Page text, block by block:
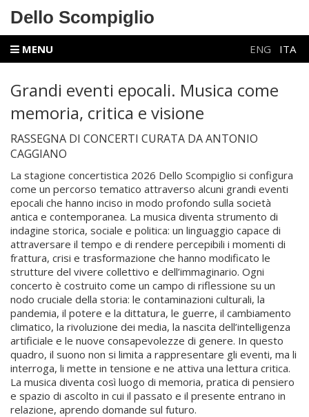
Dello Scompiglio
MENU ENG ITA
Grandi eventi epocali. Musica come
memoria, critica e visione
RASSEGNA DI CONCERTI CURATA DA ANTONIO
CAGGIANO
La stagione concertistica 2026 Dello Scompiglio si configura
come un percorso tematico attraverso alcuni grandi eventi
epocali che hanno inciso in modo profondo sulla società
antica e contemporanea. La musica diventa strumento di
indagine storica, sociale e politica: un linguaggio capace di
attraversare il tempo e di rendere percepibili i momenti di
frattura, crisi e trasformazione che hanno modificato le
strutture del vivere collettivo e dell’immaginario. Ogni
concerto è costruito come un campo di riflessione su un
nodo cruciale della storia: le contaminazioni culturali, la
pandemia, il potere e la dittatura, le guerre, il cambiamento
climatico, la rivoluzione dei media, la nascita dell’intelligenza
artificiale e le nuove consapevolezze di genere. In questo
quadro, il suono non si limita a rappresentare gli eventi, ma li
interroga, li mette in tensione e ne attiva una lettura critica.
La musica diventa così luogo di memoria, pratica di pensiero
e spazio di ascolto in cui il passato e il presente entrano in
relazione, aprendo domande sul futuro.